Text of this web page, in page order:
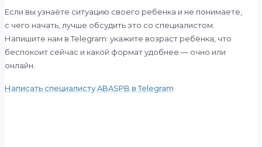
Если вы узнаёте ситуацию своего ребёнка и не понимаете,
с чего начать, лучше обсудить это со специалистом.
Напишите нам в Telegram: укажите возраст ребёнка, что
беспокоит сейчас и какой формат удобнее — очно или
онлайн.
Написать специалисту ABASPB в Telegram